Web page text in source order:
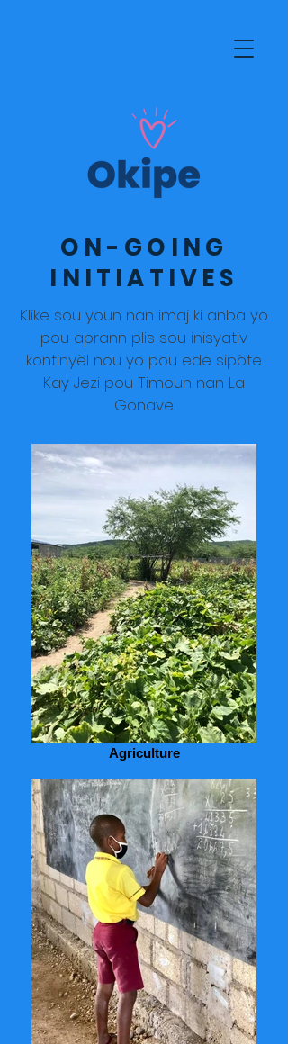
ON-GOING
INITIATIVES
Klike sou youn nan imaj ki anba yo
pou aprann plis sou inisyativ
kontinyèl nou yo pou ede sipòte
Kay Jezi pou Timoun nan La
Gonave.
Agriculture